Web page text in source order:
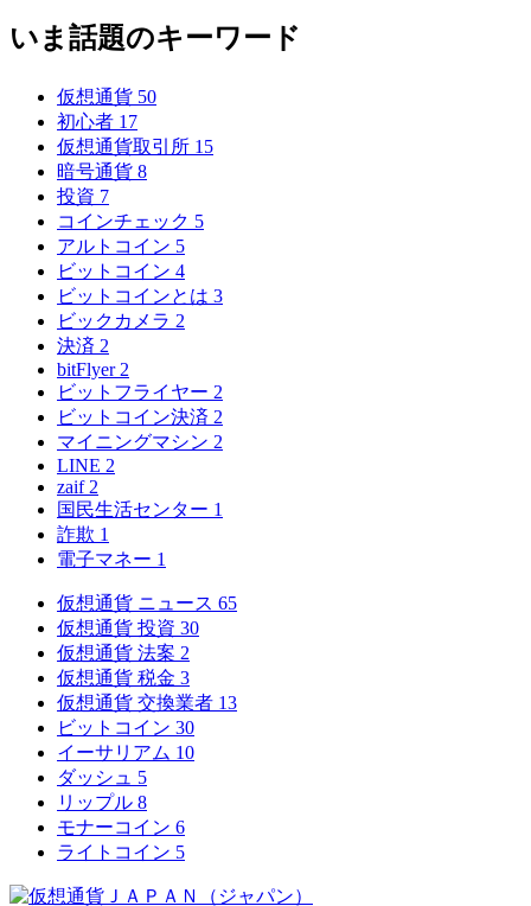
いま話題のキーワード
仮想通貨 50
初心者 17
仮想通貨取引所 15
暗号通貨 8
投資 7
コインチェック 5
アルトコイン 5
ビットコイン 4
ビットコインとは 3
ビックカメラ 2
決済 2
bitFlyer 2
ビットフライヤー 2
ビットコイン決済 2
マイニングマシン 2
LINE 2
zaif 2
国民生活センター 1
詐欺 1
電子マネー 1
仮想通貨 ニュース 65
仮想通貨 投資 30
仮想通貨 法案 2
仮想通貨 税金 3
仮想通貨 交換業者 13
ビットコイン 30
イーサリアム 10
ダッシュ 5
リップル 8
モナーコイン 6
ライトコイン 5